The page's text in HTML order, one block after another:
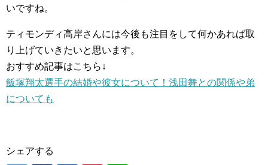
いですね。
ティモンディ高岸さんには今後も注目をして何かあれば取
り上げていきたいと思います。
おすすめ記事はこちら↓
飯塚翔太選手の結婚や彼女について！浅田舞との関係や弟
についても
シェアする